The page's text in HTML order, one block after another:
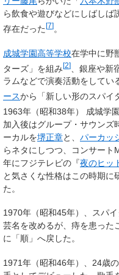
ら飲食や遊びなどにしばしば
存在だった [7] 。
成城学園高等学校在学中に野
ターズ」を組み[2]
、銀座や
ラムなどで演奏活動をしてい
ースから「新しい形のスパイ
1963年（昭和38年） 成城学
加入後はグループ・サウンズ
ーカルを堺正章と、 パーカッ
らネタにしつつ、コンサート
年にフジテレビの『夜のヒッ
と気さくな性格はこの時期に
た。
1970年（昭和45年）、スパ
芸名を改めるが、痔を患った
に「順」へ戻した。
1971年（昭和46年）、24歳